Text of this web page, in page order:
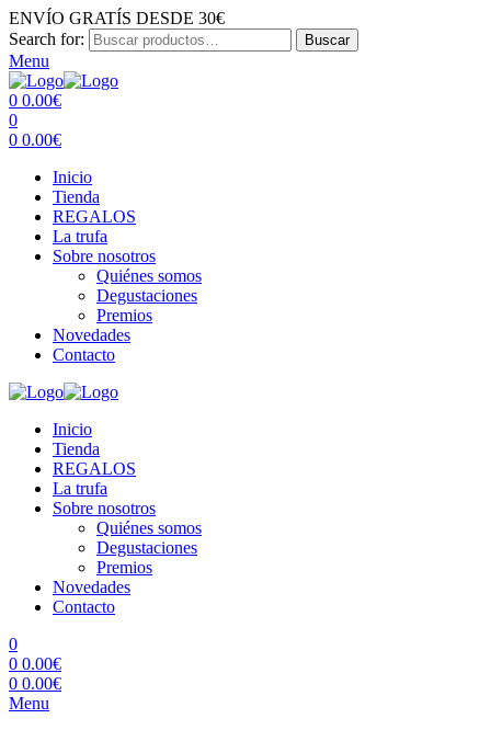
ENVÍO GRATÍS DESDE 30€
Search for:
Buscar
Menu
0 0.00€
0
0 0.00€
Inicio
Tienda
REGALOS
La trufa
Sobre nosotros
Quiénes somos
Degustaciones
Premios
Novedades
Contacto
Inicio
Tienda
REGALOS
La trufa
Sobre nosotros
Quiénes somos
Degustaciones
Premios
Novedades
Contacto
0
0 0.00€
0 0.00€
Menu